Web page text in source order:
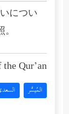
につい
Qur’an:
المُيسَّر